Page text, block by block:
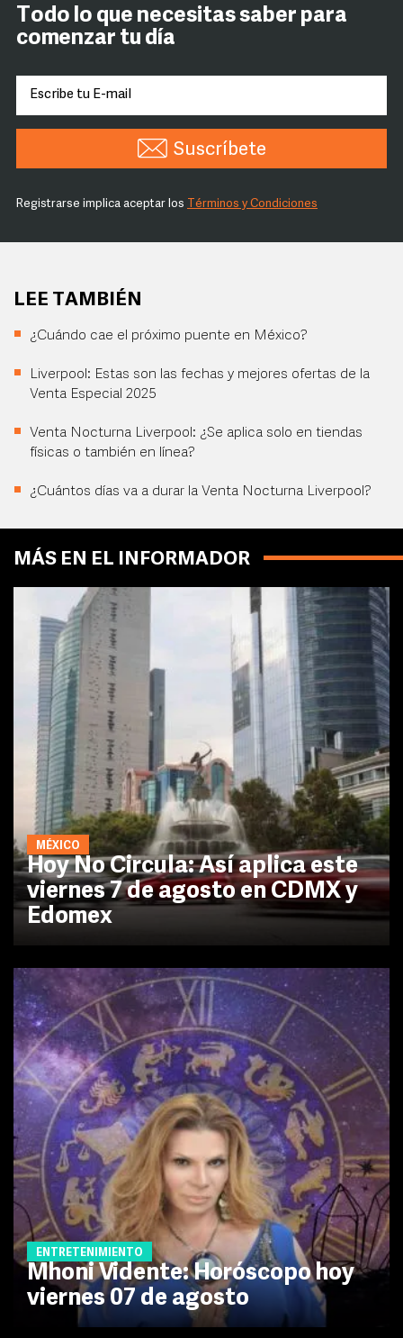
Todo lo que necesitas saber para
comenzar tu día
Suscríbete
Registrarse implica aceptar los Términos y Condiciones
LEE TAMBIÉN
¿Cuándo cae el próximo puente en México?
Liverpool: Estas son las fechas y mejores ofertas de la
Venta Especial 2025
Venta Nocturna Liverpool: ¿Se aplica solo en tiendas
físicas o también en línea?
¿Cuántos días va a durar la Venta Nocturna Liverpool?
MÁS EN EL INFORMADOR
MÉXICO
Hoy No Circula: Así aplica este
viernes 7 de agosto en CDMX y
Edomex
ENTRETENIMIENTO
Mhoni Vidente: Horóscopo hoy
viernes 07 de agosto